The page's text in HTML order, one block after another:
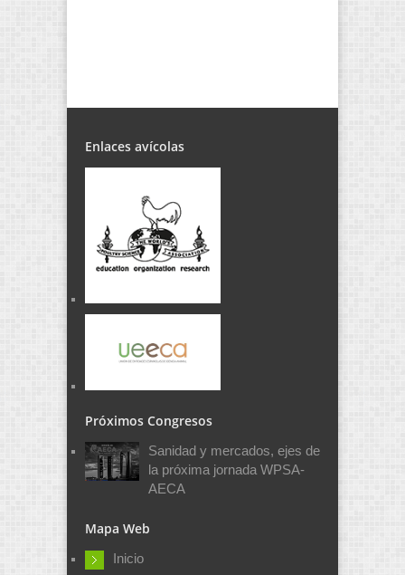
Enlaces avícolas
Próximos Congresos
Sanidad y mercados, ejes de
la próxima jornada WPSA-
AECA
Mapa Web
Inicio